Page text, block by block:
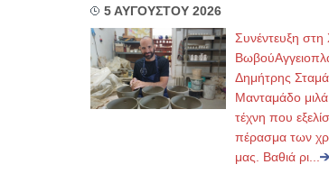
5 ΑΥΓΟΥΣΤΟΥ 2026
Συνέντευξη στη
Δημήτρης
Μανταμάδο μιλά
τέχνη που
πέρασμα των
μας. Βαθιά ρι...